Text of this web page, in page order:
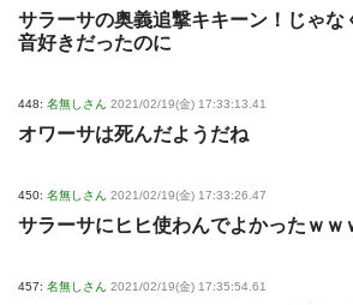
サラーサの奥義追撃キキーン！じゃな
音好きだったのに
448: 名無しさん 2021/02/19(金) 17:33:13.41
オワーサは死んだようだね
450: 名無しさん 2021/02/19(金) 17:33:26.47
サラーサにヒヒ使わんでよかったｗｗ
457: 名無しさん 2021/02/19(金) 17:35:54.61